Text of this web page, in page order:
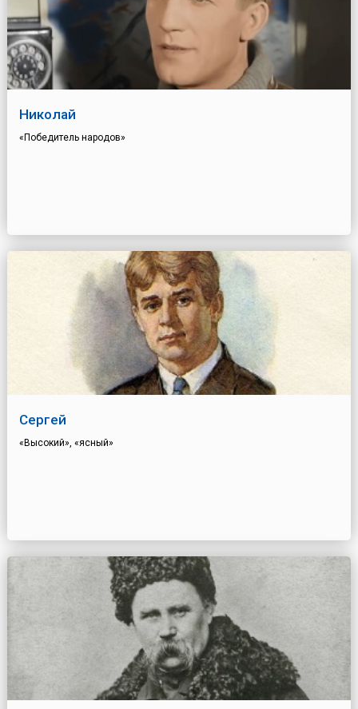
Николай
«Победитель народов»
Сергей
«Высокий», «ясный»